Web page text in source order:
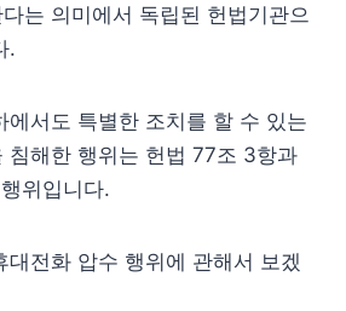
는 의미에서 독립된 헌법기관으
.
에서도 특별한 조치를 할 수 있는
침해한 행위는 헌법 77조 3항과
위입니다.
대전화 압수 행위에 관해서 보겠